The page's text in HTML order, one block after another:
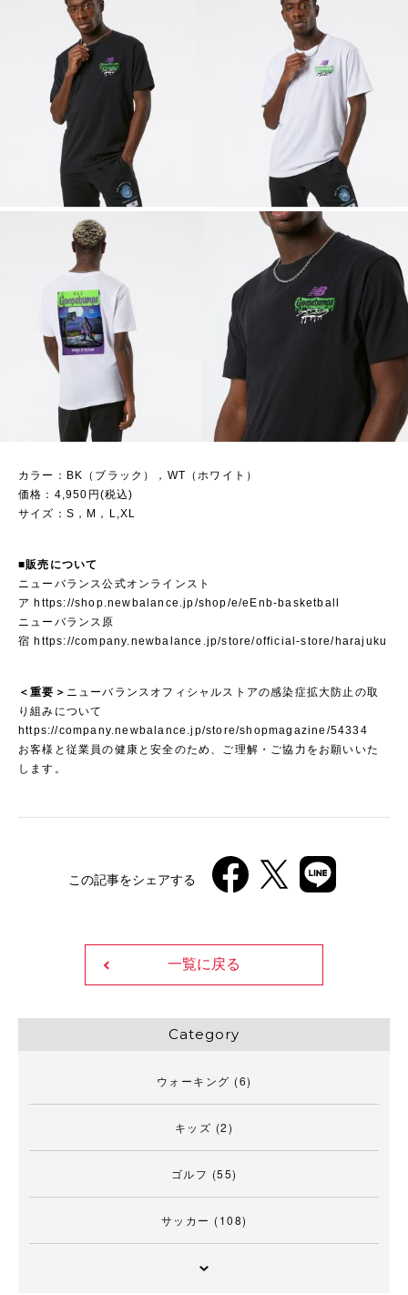
カラー：BK（ブラック），WT（ホワイト）
価格：4,950円(税込)
サイズ：S，M，L,XL
■販売について
ニューバランス公式オンラインスト
ア https://shop.newbalance.jp/shop/e/eEnb-basketball
ニューバランス原
宿 https://company.newbalance.jp/store/official-store/harajuku
＜重要＞ ニューバランスオフィシャルストアの感染症拡大防止の取
り組みについて
https://company.newbalance.jp/store/shopmagazine/54334
お客様と従業員の健康と安全のため、ご理解・ご協力をお願いいた
します。
この記事をシェアする
一覧に戻る
Category
ウォーキング (6)
キッズ (2)
ゴルフ (55)
サッカー (108)